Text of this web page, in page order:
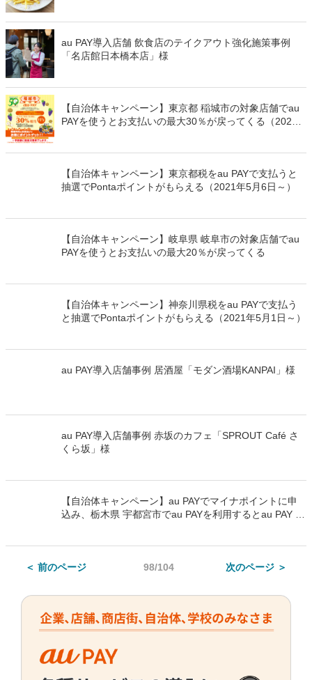
au PAY導入店舗 飲食店のテイクアウト強化施策事例
「名店館日本橋本店」様
【自治体キャンペーン】東京都 稲城市の対象店舗でau
PAYを使うとお支払いの最大30％が戻ってくる（2021
【自治体キャンペーン】東京都税をau PAYで支払うと
抽選でPontaポイントがもらえる（2021年5月6日～）
【自治体キャンペーン】岐阜県 岐阜市の対象店舗でau
PAYを使うとお支払いの最大20％が戻ってくる
【自治体キャンペーン】神奈川県税をau PAYで支払う
と抽選でPontaポイントがもらえる（2021年5月1日～）
au PAY導入店舗事例 居酒屋「モダン酒場KANPAI」様
au PAY導入店舗事例 赤坂のカフェ「SPROUT Café さ
くら坂」様
【自治体キャンペーン】au PAYでマイナポイントに申
込み、栃木県 宇都宮市でau PAYを利用するとau PAY 残
＜ 前のページ 98/104 次のページ ＞